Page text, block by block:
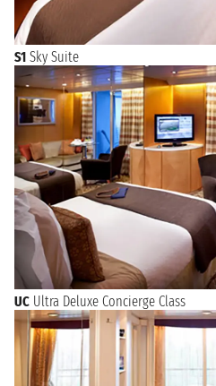
S1 Sky Suite
UC Ultra Deluxe Concierge Class